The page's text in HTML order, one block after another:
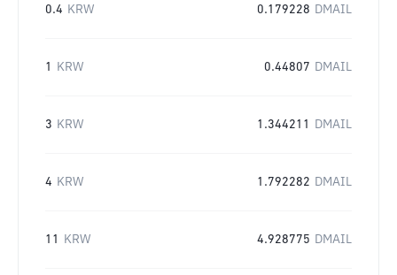
0.4 KRW 0.179228 DMAIL
1 KRW 0.44807 DMAIL
3 KRW 1.344211 DMAIL
4 KRW 1.792282 DMAIL
11 KRW 4.928775 DMAIL